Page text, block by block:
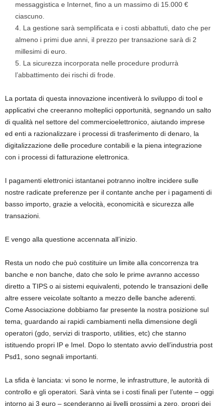
messaggistica e Internet, fino a un massimo di 15.000 €
ciascuno.
La gestione sarà semplificata e i costi abbattuti, dato che per
almeno i primi due anni, il prezzo per transazione sarà di 2
millesimi di euro.
La sicurezza incorporata nelle procedure produrrà
l’abbattimento dei rischi di frode.
La portata di questa innovazione incentiverà lo sviluppo di tool e
applicativi che creeranno molteplici opportunità, segnando un salto
di qualità nel settore del commercioelettronico, aiutando imprese
ed enti a razionalizzare i processi di trasferimento di denaro, la
digitalizzazione delle procedure contabili e la piena integrazione
con i processi di fatturazione elettronica.
I pagamenti elettronici istantanei potranno inoltre incidere sulle
nostre radicate preferenze per il contante anche per i pagamenti di
basso importo, grazie a velocità, economicità e sicurezza alle
transazioni.
E vengo alla questione accennata all’inizio.
Resta un nodo che può costituire un limite alla concorrenza tra
banche e non banche, dato che solo le prime avranno accesso
diretto a TIPS o ai sistemi equivalenti, potendo le transazioni delle
altre essere veicolate soltanto a mezzo delle banche aderenti.
Come Associazione dobbiamo far presente la nostra posizione sul
tema, guardando ai rapidi cambiamenti nella dimensione degli
operatori (gdo, servizi di trasporto, utilities, etc) che stanno
istituendo propri IP e Imel. Dopo lo stentato avvio dell’industria post
Psd1, sono segnali importanti.
La sfida è lanciata: vi sono le norme, le infrastrutture, le autorità di
controllo e gli operatori. Sarà vinta se i costi finali per l’utente – oggi
intorno ai 3 euro – scenderanno ai livelli prossimi a zero, propri dei